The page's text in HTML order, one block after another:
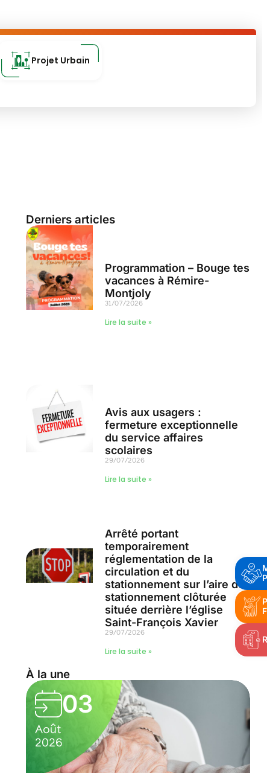
Projet Urbain
Derniers articles
Programmation – Bouge tes
vacances à Rémire-
Montjoly
31/07/2026
Lire la suite »
Avis aux usagers :
fermeture exceptionnelle
du service affaires
scolaires
29/07/2026
Lire la suite »
Arrêté portant
temporairement
réglementation de la
circulation et du
stationnement sur l’aire de
stationnement clôturée
située derrière l’église
Saint-François Xavier
29/07/2026
Lire la suite »
À la une
03
Août
2026